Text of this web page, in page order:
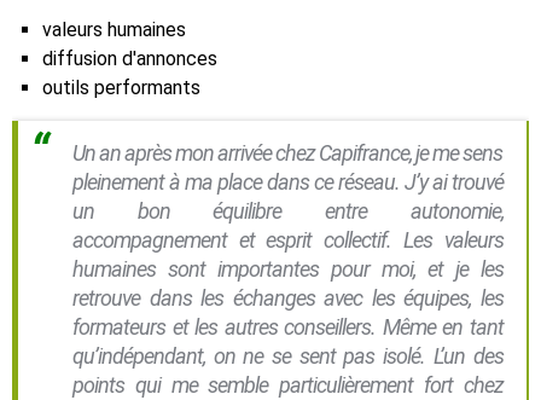
valeurs humaines
diffusion d'annonces
outils performants
Un an après mon arrivée chez Capifrance, je me sens
pleinement à ma place dans ce réseau. J’y ai trouvé
un bon équilibre entre autonomie,
accompagnement et esprit collectif. Les valeurs
humaines sont importantes pour moi, et je les
retrouve dans les échanges avec les équipes, les
formateurs et les autres conseillers. Même en tant
qu’indépendant, on ne se sent pas isolé. L’un des
points qui me semble particulièrement fort chez